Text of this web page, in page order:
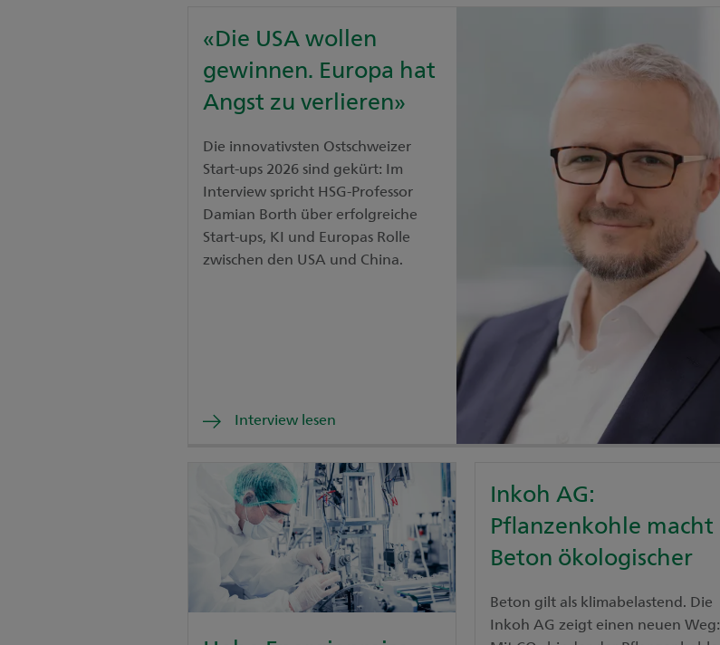
«Die USA wollen
gewinnen. Europa hat
Angst zu verlieren»
Die innovativsten Ostschweizer
Start-ups 2026 sind gekürt: Im
Interview spricht HSG-Professor
Damian Borth über erfolgreiche
Start-ups, KI und Europas Rolle
zwischen den USA und China.
Interview lesen
Inkoh AG:
Pflanzenkohle macht
Beton ökologischer
Beton gilt als klimabelastend. Die
Inkoh AG zeigt einen neuen Weg: